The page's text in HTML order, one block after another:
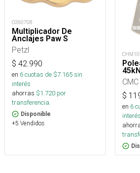
O260708
Multiplicador De
Anclajes Paw S
Petzl
$ 42.990
en 6cuotas de $7.165sin
interés
ahorras $1.720 por
transferencia.
Disponible
+5 Vendidos
CMC
$
en 6
interés